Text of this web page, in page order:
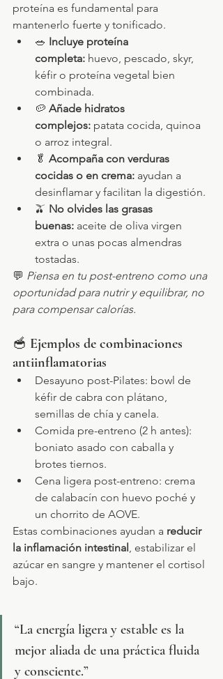
proteína es fundamental para
mantenerlo fuerte y tonificado.
🥗 Incluye proteína
completa: huevo, pescado, skyr,
kéfir o proteína vegetal bien
combinada.
🥔 Añade hidratos
complejos: patata cocida, quinoa
o arroz integral.
🥬 Acompaña con verduras
cocidas o en crema: ayudan a
desinflamar y facilitan la digestión.
🫒 No olvides las grasas
buenas: aceite de oliva virgen
extra o unas pocas almendras
tostadas.
💬 Piensa en tu post-entreno como una
oportunidad para nutrir y equilibrar, no
para compensar calorías.
🥣 Ejemplos de combinaciones
antiinflamatorias
Desayuno post-Pilates: bowl de
kéfir de cabra con plátano,
semillas de chía y canela.
Comida pre-entreno (2 h antes):
boniato asado con caballa y
brotes tiernos.
Cena ligera post-entreno: crema
de calabacín con huevo poché y
un chorrito de AOVE.
Estas combinaciones ayudan a reducir
la inflamación intestinal , estabilizar el
azúcar en sangre y mantener el cortisol
bajo.
“La energía ligera y estable es la
mejor aliada de una práctica fluida
y consciente.”